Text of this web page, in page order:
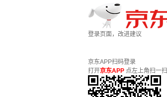
登录页面，改进建议
京东APP扫码登录
打开京东APP 点左上角扫一扫